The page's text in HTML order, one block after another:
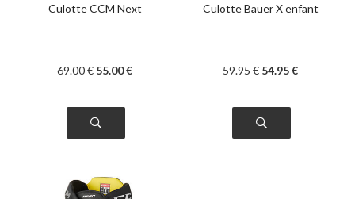
Culotte CCM Next
69.00€ 55.00€
Culotte Bauer X enfant
59.95€ 54.95€